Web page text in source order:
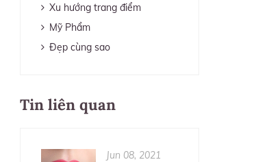
Xu hướng trang điểm
Mỹ Phẩm
Đẹp cùng sao
Tin liên quan
Jun 08, 2021